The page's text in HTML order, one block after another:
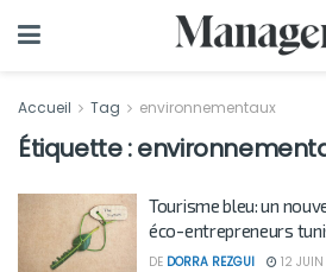
Accueil Tag environnementaux
Étiquette :
Tourisme bleu: un
éco-entrepreneurs
DE DORRA REZGUI 12